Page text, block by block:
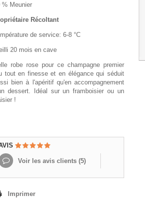
% Meunier
Récoltant
de service: 6-8 °C
20 mois en cave
robe rose pour ce champagne premier
tout en finesse et en élégance qui séduit
bien à l'apéritif qu'en accompagnement
dessert. Idéal sur un framboisier ou un
!
Voir les avis clients (5)
Imprimer